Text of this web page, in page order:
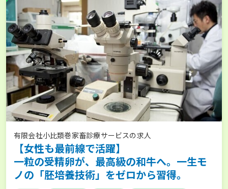
有限会社小比類巻家畜診療サービスの求人
【女性も最前線で活躍】
一粒の受精卵が、最高級の和牛へ。一生モ
ノの「胚培養技術」をゼロから習得。